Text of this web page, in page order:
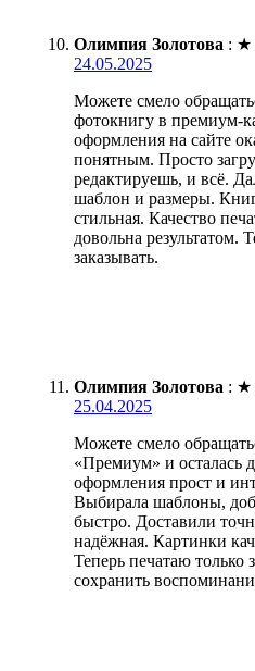
Олимпия Золотова : ★
24.05.2025
Можете смело
фотокнигу в премиум-
оформления на сайте
понятным. Просто
редактируешь, и всё.
шаблон и размеры.
стильная. Качество
довольна результатом.
заказывать.
Олимпия Золотова : ★
25.04.2025
Можете смело
«Премиум» и осталась
оформления прост и
Выбирала шаблоны,
быстро. Доставили
надёжная. Картинки
Теперь печатаю только
сохранить